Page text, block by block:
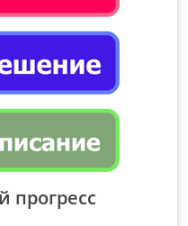
прогресс